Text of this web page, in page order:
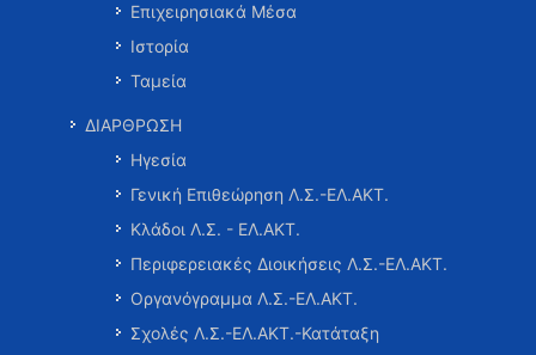
Επιχειρησιακά Μέσα
Ιστορία
Ταμεία
ΔΙΑΡΘΡΩΣΗ
Ηγεσία
Γενική Επιθεώρηση Λ.Σ.-ΕΛ.ΑΚΤ.
Κλάδοι Λ.Σ. - ΕΛ.ΑΚΤ.
Περιφερειακές Διοικήσεις Λ.Σ.-ΕΛ.ΑΚΤ.
Οργανόγραμμα Λ.Σ.-ΕΛ.ΑΚΤ.
Σχολές Λ.Σ.-ΕΛ.ΑΚΤ.-Κατάταξη